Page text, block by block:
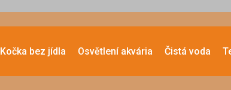
Kočka bez jídla Osvětlení akvária Čistá voda